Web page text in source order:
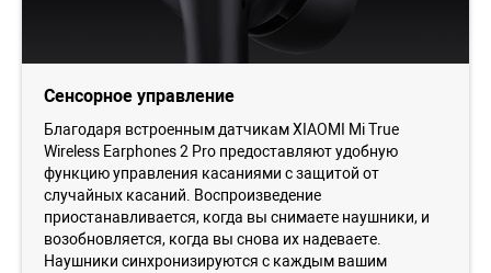
Сенсорное управление
Благодаря встроенным датчикам XIAOMI Mi True
Wireless Earphones 2 Pro предоставляют удобную
функцию управления касаниями с защитой от
случайных касаний. Воспроизведение
приостанавливается, когда вы снимаете наушники, и
возобновляется, когда вы снова их надеваете.
Наушники синхронизируются с каждым вашим